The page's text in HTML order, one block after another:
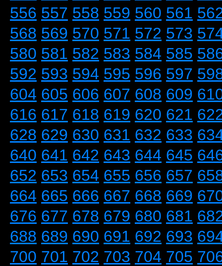
556 557 558 559 560 561
568 569 570 571 572 573
580 581 582 583 584 585
592 593 594 595 596 597
604 605 606 607 608 609
616 617 618 619 620 621
628 629 630 631 632 633
640 641 642 643 644 645
652 653 654 655 656 657
664 665 666 667 668 669
676 677 678 679 680 681
688 689 690 691 692 693
700 701 702 703 704 705